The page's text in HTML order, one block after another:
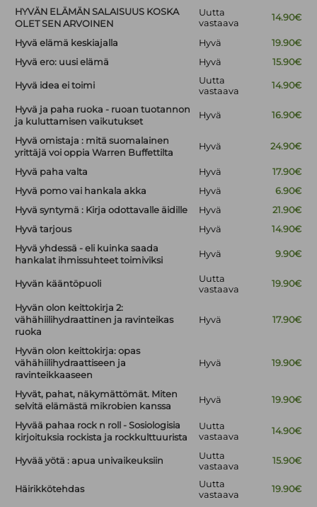
HYVÄN ELÄMÄN SALAISUUS KOSKA
OLET SEN ARVOINEN
Uutta
vastaava
14.90€
Hyvä elämä keskiajalla Hyvä
19.90€
Hyvä ero: uusi elämä
Hyvä 15.90€
Hyvä idea ei toimi
Uutta
vastaava
14.90€
Hyvä ja paha ruoka - ruoan tuotannon
ja kuluttamisen vaikutukset
Hyvä 16.90€
Hyvä omistaja : mitä suomalainen
yrittäjä voi oppia Warren Buffettilta
Hyvä 24.90€
Hyvä paha valta Hyvä
17.90€
Hyvä pomo vai hankala akka
Hyvä
6.90€
Hyvä syntymä : Kirja odottavalle äidille
Hyvä
21.90€
Hyvä tarjous
Hyvä
14.90€
Hyvä yhdessä - eli kuinka saada
hankalat ihmissuhteet toimiviksi
Hyvä 9.90€
Hyvän kääntöpuoli
Uutta
vastaava
19.90€
Hyvän olon keittokirja 2:
vähähiilihydraattinen ja ravinteikas
ruoka
Hyvä 17.90€
Hyvän olon keittokirja: opas
vähähiilihydraattiseen ja
ravinteikkaaseen
Hyvä 19.90€
Hyvät, pahat, näkymättömät. Miten
selvitä elämästä mikrobien kanssa
Hyvä 19.90€
Hyvää pahaa rock n roll - Sosiologisia
kirjoituksia rockista ja rockkulttuurista
Uutta
vastaava
14.90€
Hyvää yötä : apua univaikeuksiin
Uutta
vastaava
15.90€
Häirikkötehdas
Uutta
vastaava
19.90€